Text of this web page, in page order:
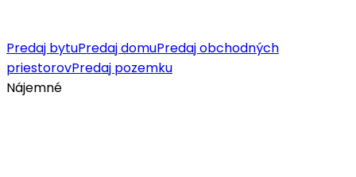
Predaj bytuPredaj domuPredaj obchodných
priestorovPredaj pozemku
Nájemné